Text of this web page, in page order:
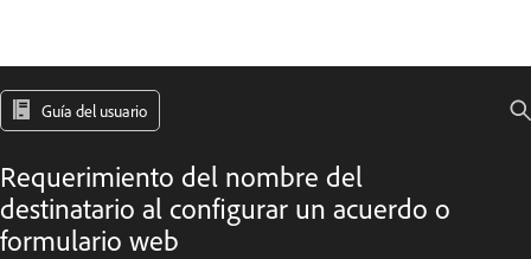
Guía del usuario
Requerimiento del nombre del
destinatario al configurar un acuerdo o
formulario web